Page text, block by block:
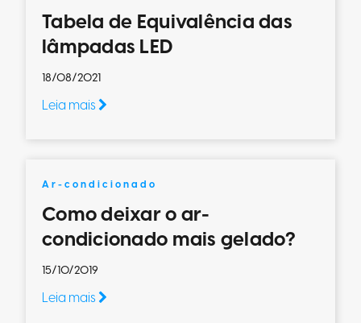
Tabela de Equivalência das
lâmpadas LED
18/08/2021
Leia mais
Ar-condicionado
Como deixar o ar-
condicionado mais gelado?
15/10/2019
Leia mais